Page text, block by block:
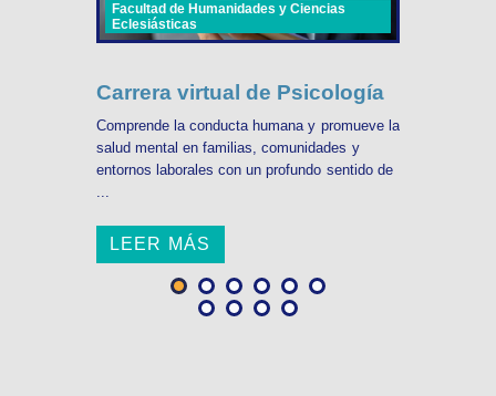
Facultad de Humanidades y Ciencias
Eclesiásticas
Carrera virtual de Psicología
Comprende la conducta humana y promueve la
salud mental en familias, comunidades y
entornos laborales con un profundo sentido de
...
LEER MÁS